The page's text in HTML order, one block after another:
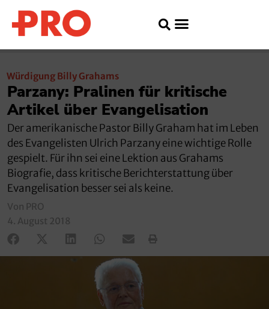
Würdigung Billy Grahams
Parzany: Pralinen für kritische
Artikel über Evangelisation
Der amerikanische Pastor Billy Graham hat im Leben
des Evangelisten Ulrich Parzany eine wichtige Rolle
gespielt. Für ihn sei eine Lektion aus Grahams
Biografie, dass kritische Berichterstattung über
Evangelisation besser sei als keine.
Von PRO
4. August 2018